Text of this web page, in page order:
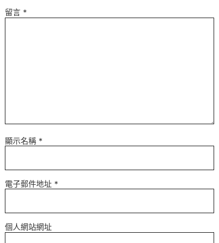
留言 *
顯示名稱 *
電子郵件地址 *
個人網站網址